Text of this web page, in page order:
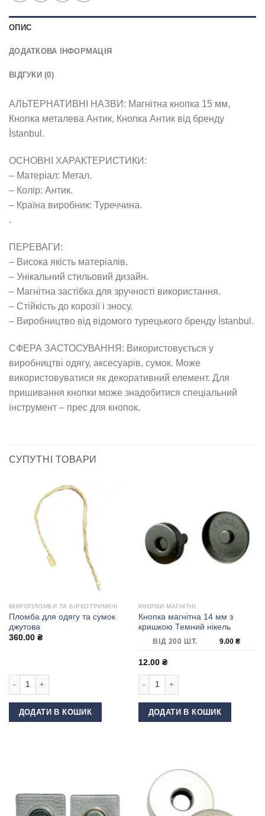
ОПИС
ДОДАТКОВА ІНФОРМАЦІЯ
ВІДГУКИ (0)
АЛЬТЕРНАТИВНІ НАЗВИ: Магнітна кнопка 15 мм,
Кнопка металева Антик, Кнопка Антик від бренду
İstanbul.
ОСНОВНІ ХАРАКТЕРИСТИКИ:
– Матеріал: Метал.
– Колір: Антик.
– Країна виробник: Туреччина.
.
ПЕРЕВАГИ:
– Висока якість матеріалів.
– Унікальний стильовий дизайн.
– Магнітна застібка для зручності використання.
– Стійкість до корозії і зносу.
– Виробництво від відомого турецького бренду İstanbul.
СФЕРА ЗАСТОСУВАННЯ: Використовується у
виробництві одягу, аксесуарів, сумок. Може
використовуватися як декоративний елемент. Для
пришивання кнопки може знадобитися спеціальний
інструмент – прес для кнопок.
СУПУТНІ ТОВАРИ
МІКРОПЛОМБИ ТА БІРКОТРИМАЧІ
Пломба для одягу та сумок
джутова
360.00 ₴
ДОДАТИ В КОШИК
КНОПКИ МАГНІТНІ
Кнопка магнітна 14 мм з
кришкою Темний нікель
ВІД 200 ШТ. 9.00 ₴
12.00 ₴
ДОДАТИ В КОШИК